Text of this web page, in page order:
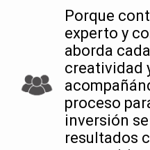
Porque
experto y
aborda
creatividad
proceso
inversión
resultados